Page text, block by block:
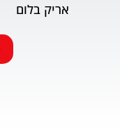
ורגשית בגובה
אריק בלום